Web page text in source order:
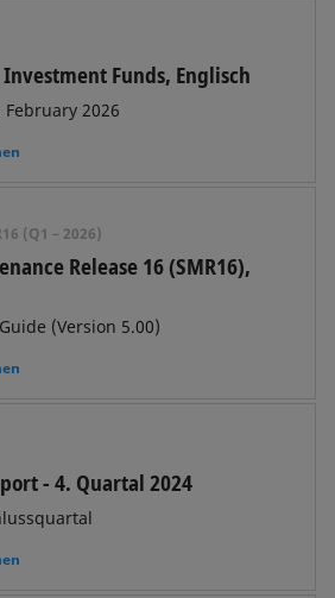
Funds, Englisch
2026
(Q1 – 2026)
Release 16 (SMR16),
(Version 5.00)
- 4. Quartal 2024